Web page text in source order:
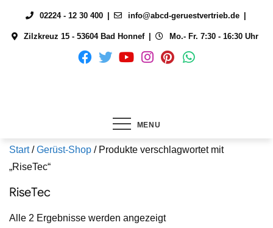
content
02224 - 12 30 400 info@abcd-geruestvertrieb.de
Zilzkreuz 15 - 53604 Bad Honnef Mo.- Fr. 7:30 - 16:30 Uhr
MENU
Start/Gerüst-Shop / Produkte verschlagwortet mit
„RiseTec“
RiseTec
Alle 2 Ergebnisse werden angezeigt